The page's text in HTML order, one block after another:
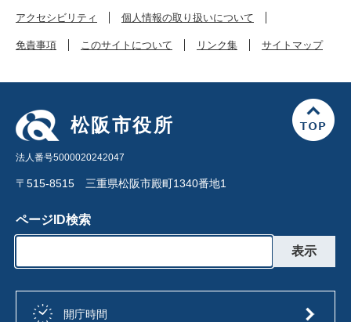
アクセシビリティ 個人情報の取り扱いについて
免責事項 このサイトについて リンク集 サイトマップ
松阪市役所
法人番号5000020242047
〒515-8515 三重県松阪市殿町1340番地1
ページID検索
開庁時間